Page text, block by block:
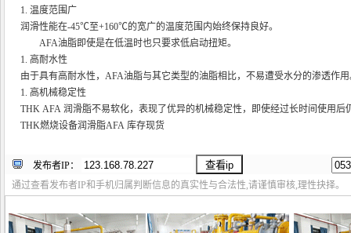
1. 温度范围广
润滑性能在-45℃至+160℃的宽广的温度范围内始终保持良好。
AFA油脂即使是在低温时也只要求低启动扭矩。
1. 高耐水性
由于具有高耐水性，AFA油脂与其它类型的油脂相比，不易遭受水分的渗透作
1. 高机械稳定性
THK AFA 润滑脂不易软化，表现了优异的机械稳定性，即使经过长时间使用后
THK燃烧设备润滑脂AFA 库存现货
发布者IP：
通过查看发布者IP和手机归属判断信息的真实性与合法性,请谨慎审核,理性抉择。